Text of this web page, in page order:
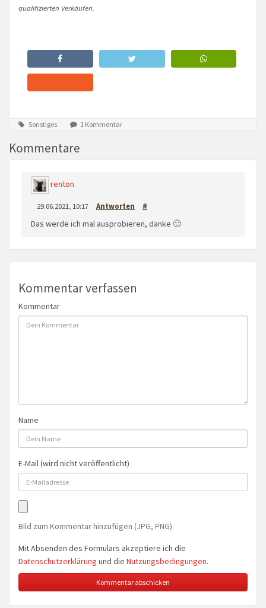
qualifizierten Verkäufen.
Sonstiges 1 Kommentar
Kommentare
renton
29.06.2021, 10:17 Antworten #
Das werde ich mal ausprobieren, danke 🙂
Kommentar verfassen
Kommentar
Name
E-Mail (wird nicht veröffentlicht)
Bild zum Kommentar hinzufügen (JPG, PNG)
Mit Absenden des Formulars akzeptiere ich die
Datenschutzerklärung und die Nutzungsbedingungen.